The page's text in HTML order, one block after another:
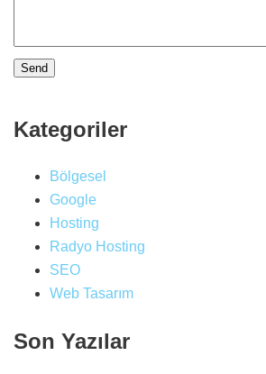
Kategoriler
Bölgesel
Google
Hosting
Radyo Hosting
SEO
Web Tasarım
Son Yazılar